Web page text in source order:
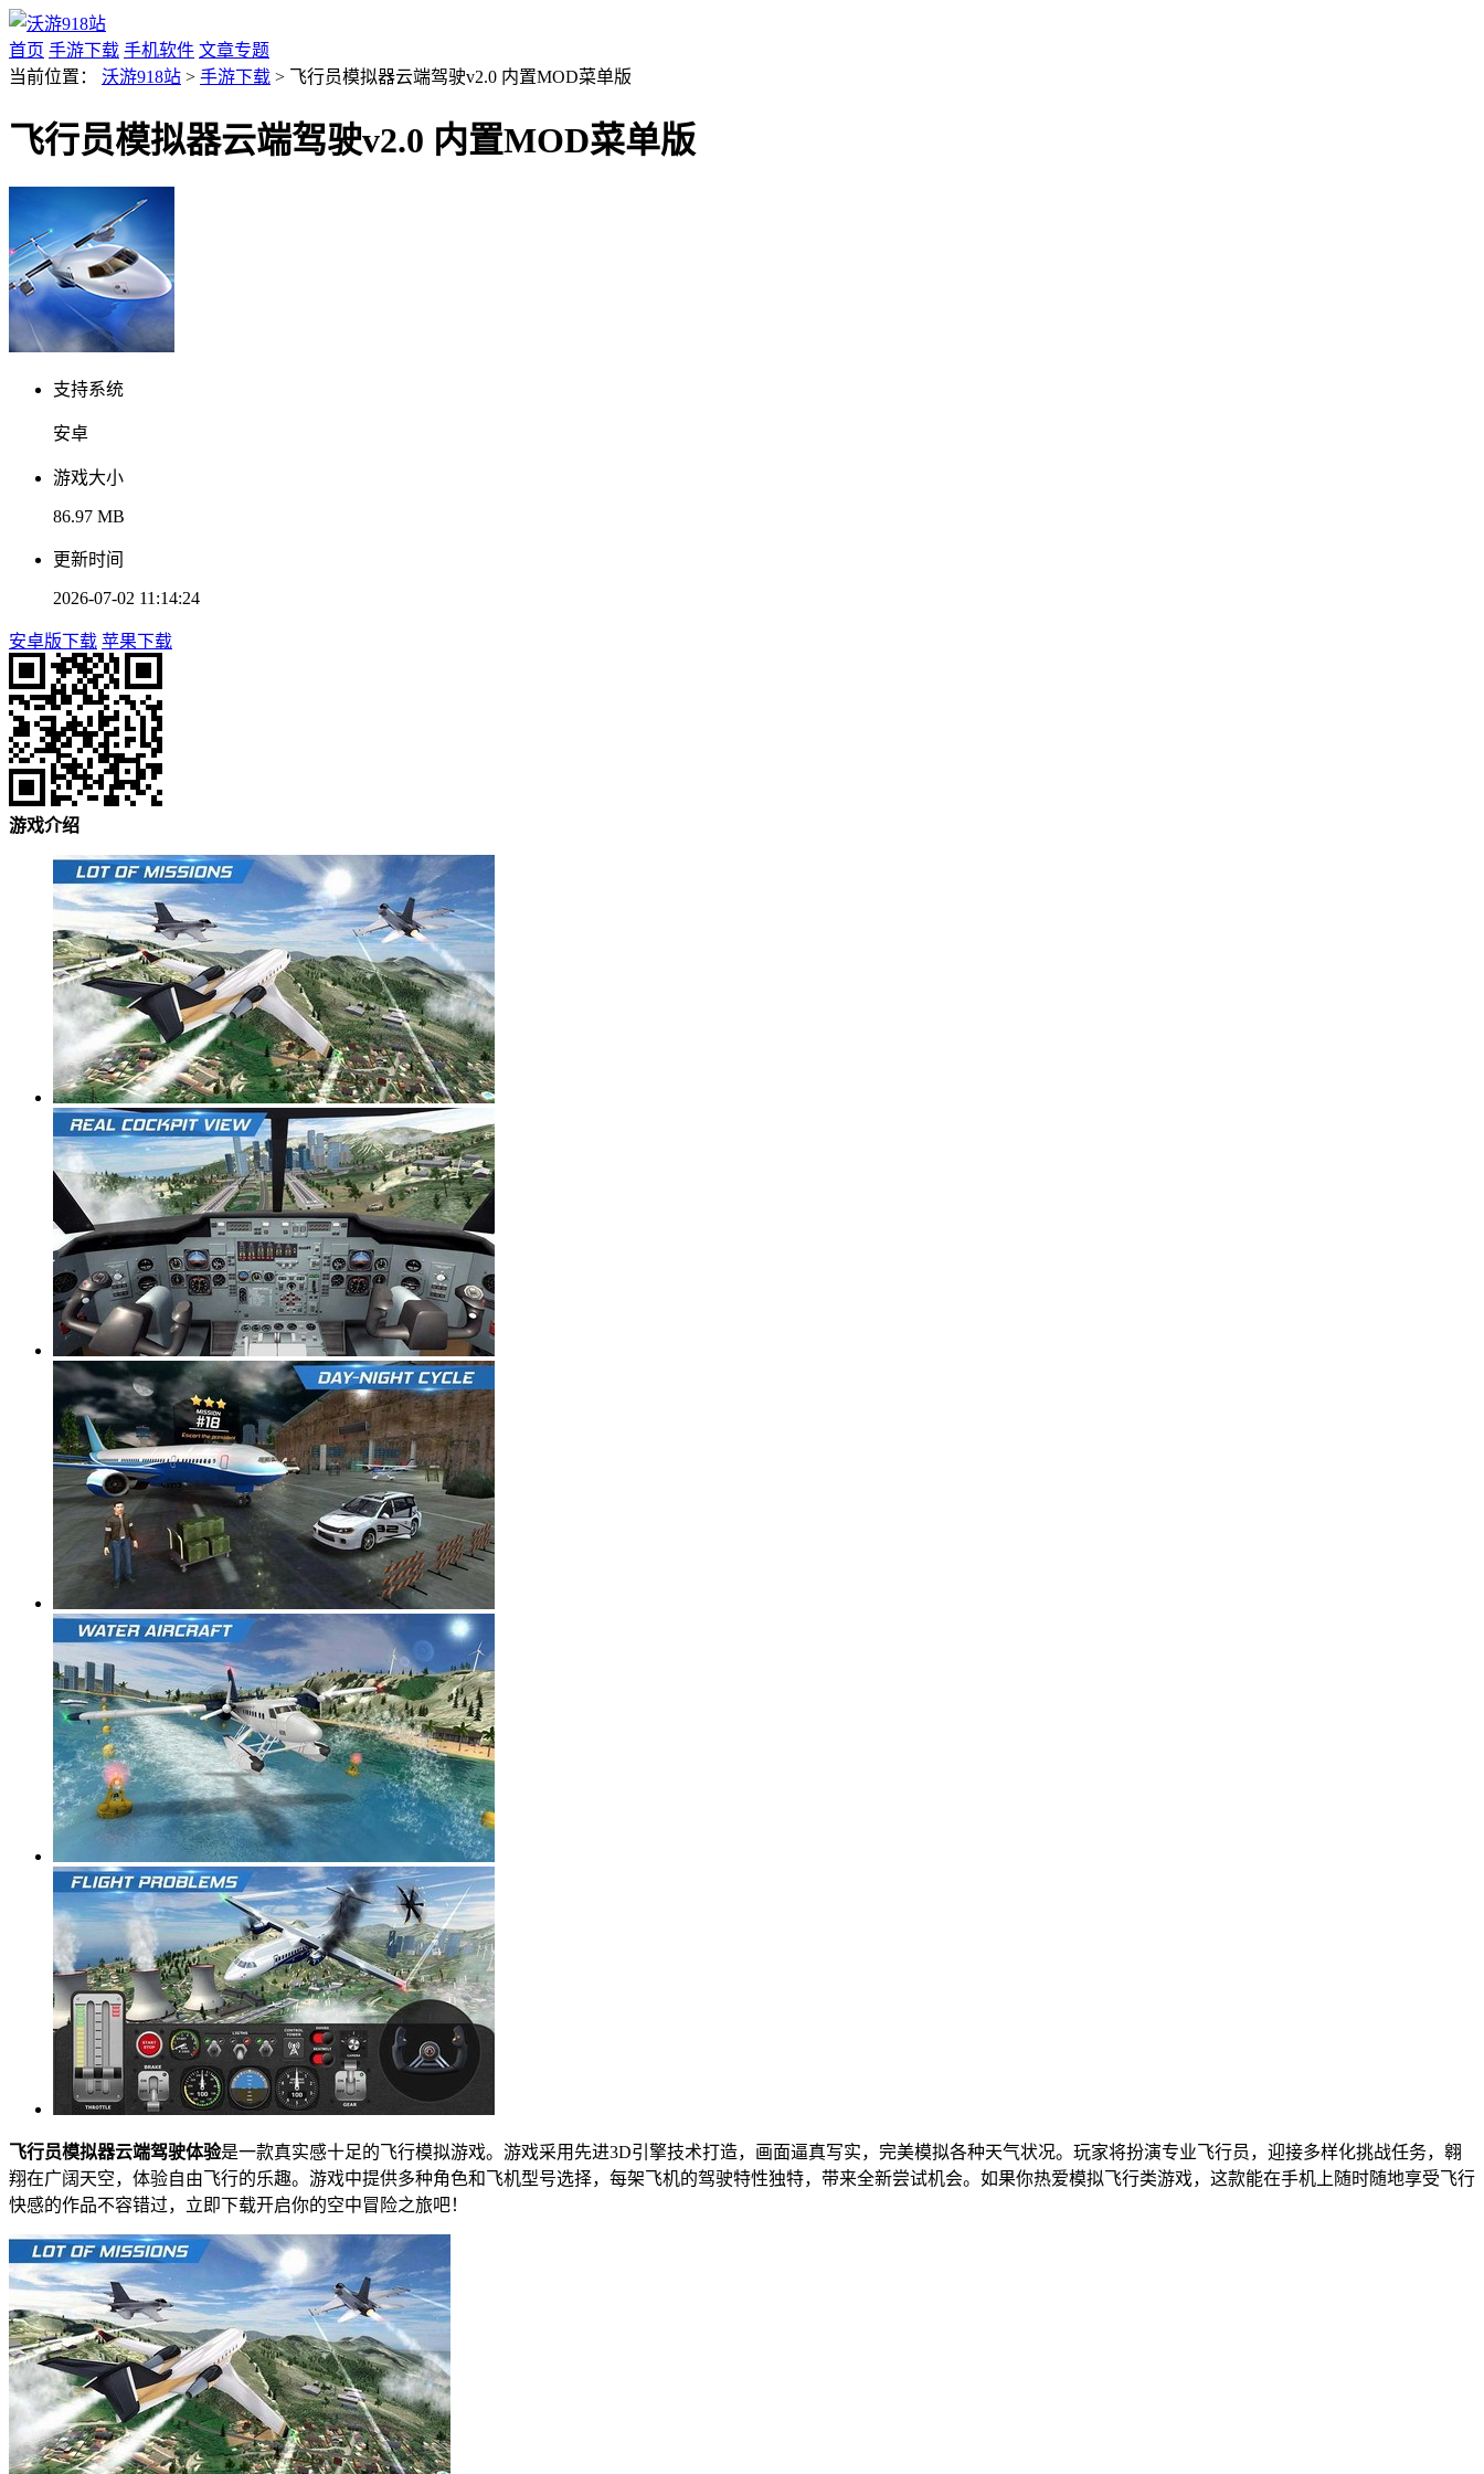
首页 手游下载 手机软件 文章专题
当前位置： 沃游918站 > 手游下载 > 飞行员模拟器云端驾驶v2.0 内置MOD菜单版
飞行员模拟器云端驾驶v2.0 内置MOD菜单版
支持系统
安卓
游戏大小
86.97 MB
更新时间
2026-07-02 11:14:24
安卓版下载 苹果下载
游戏介绍
飞行员模拟器云端驾驶体验是一款真实感十足的飞行模拟游戏。游戏采用先进3D引擎技术打造，画面逼真写实，完美模拟各种天气状况。玩家将扮演专业飞行员，迎接多样化挑战任务，翱
翔在广阔天空，体验自由飞行的乐趣。游戏中提供多种角色和飞机型号选择，每架飞机的驾驶特性独特，带来全新尝试机会。如果你热爱模拟飞行类游戏，这款能在手机上随时随地享受飞行
快感的作品不容错过，立即下载开启你的空中冒险之旅吧！